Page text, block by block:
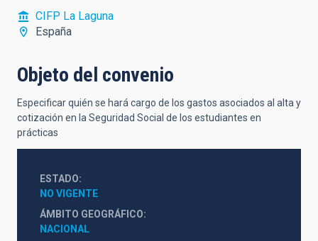
CIFP La Laguna
España
Objeto del convenio
Especificar quién se hará cargo de los gastos asociados al alta y
cotización en la Seguridad Social de los estudiantes en
prácticas
ESTADO
NO VIGENTE
ÁMBITO GEOGRÁFICO
NACIONAL